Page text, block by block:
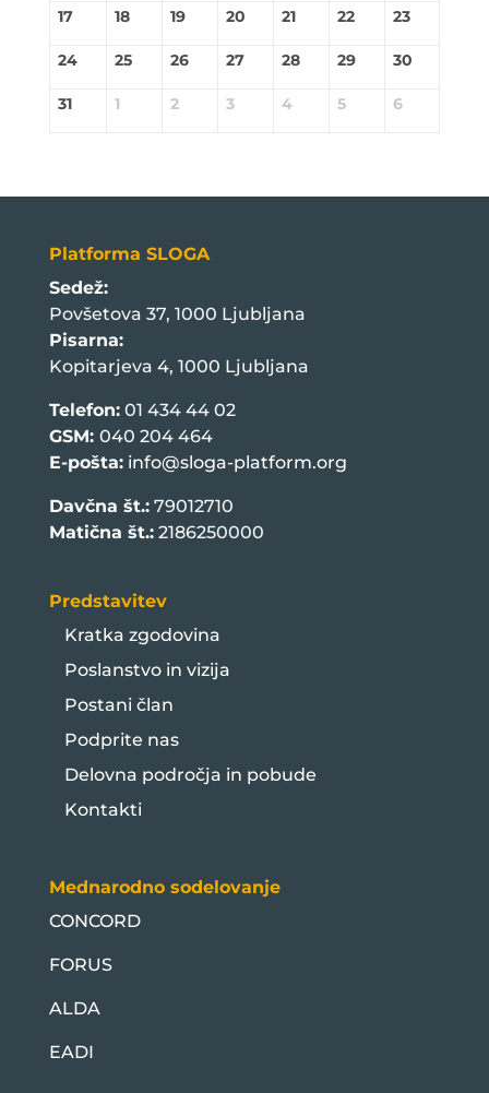
17 18 19 20 21 22 23
24 25 26 27 28 29 30
31 1 2 3 4 5 6
Platforma SLOGA
Sedež:
Povšetova 37, 1000 Ljubljana
Pisarna:
Kopitarjeva 4, 1000 Ljubljana
Telefon:01 434 44 02
GSM: 040 204 464
E-pošta: info@sloga-platform.org
Davčna št.:79012710
Matična št.:2186250000
Predstavitev
Kratka zgodovina
Poslanstvo in vizija
Postani član
Podprite nas
Delovna področja in pobude
Kontakti
Mednarodno sodelovanje
CONCORD
FORUS
ALDA
EADI